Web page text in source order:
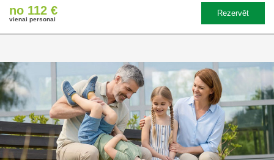
no 112 €
vienai personai
Rezervēt